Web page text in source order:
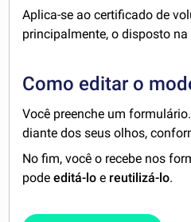
Aplica-se ao certificado de
principalmente, o disposto
Como editar o
Você preenche um
diante dos seus olhos,
No fim, você o recebe nos
podeeditá-lo e reutilizá-lo.